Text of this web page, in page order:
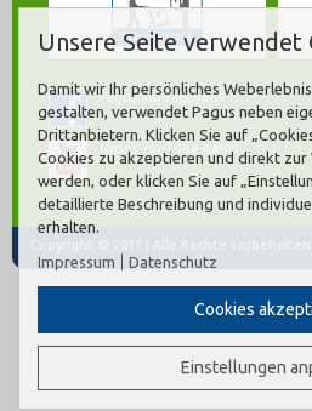
Pagus auf Facebook
Unser YouTube Kanal
Unsere Seite verwendet
Damit wir Ihr persönliches
gestalten, verwendet Pagus neben
Drittanbietern. Klicken Sie auf
Cookies zu akzeptieren und direkt
werden, oder klicken Sie auf
detaillierte Beschreibung und
erhalten.
Impressum Datenschutz
Cookies
Einstellungen